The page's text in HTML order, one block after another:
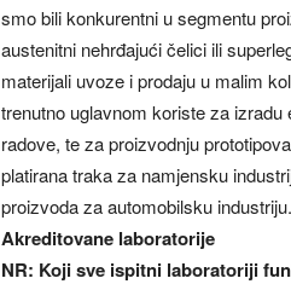
smo bili konkurentni u segmentu
austenitni nehrđajući čelici ili
materijali uvoze i prodaju u malim
trenutno uglavnom koriste za
radove, te za proizvodnju
platirana traka za namjensku
proizvoda za automobilsku industriju.
Akreditovane laboratorije
NR: Koji sve ispitni laboratoriji